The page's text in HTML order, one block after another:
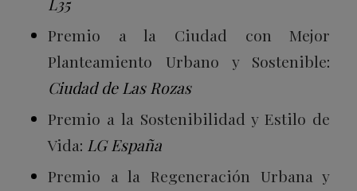
L35
Premio a la Ciudad con Mejor
Planteamiento Urbano y Sostenible:
Ciudad de Las Rozas
Premio a la Sostenibilidad y Estilo de
Vida: LG España
Premio a la Regeneración Urbana y